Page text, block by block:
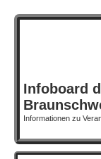
Infoboard
Informationen zu